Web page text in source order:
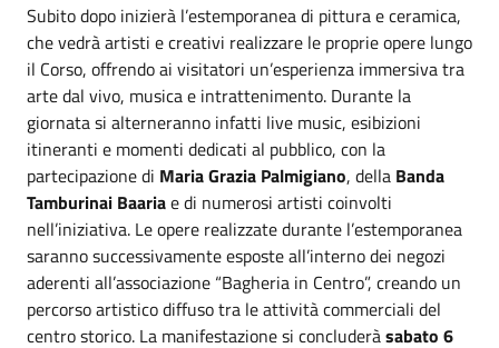
Subito dopo inizierà l’estemporanea di pittura e ceramica,
che vedrà artisti e creativi realizzare le proprie opere lungo
il Corso, offrendo ai visitatori un’esperienza immersiva tra
arte dal vivo, musica e intrattenimento. Durante la
giornata si alterneranno infatti live music, esibizioni
itineranti e momenti dedicati al pubblico, con la
partecipazione di Maria Grazia Palmigiano, della Banda
Tamburinai Baariae di numerosi artisti coinvolti
nell’iniziativa. Le opere realizzate durante l’estemporanea
saranno successivamente esposte all’interno dei negozi
aderenti all’associazione “Bagheria in Centro”, creando un
percorso artistico diffuso tra le attività commerciali del
centro storico. La manifestazione si concluderàsabato 6